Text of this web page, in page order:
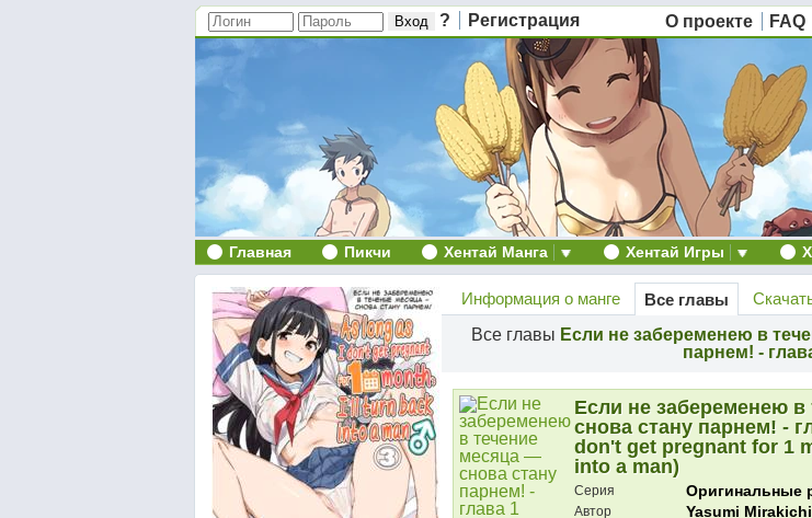
? Регистрация О проекте FAQ
Главная Пикчи Хентай Манга Хентай Игры
Информация о манге Все главы
Все главы Если не забеременею в
парнем! -
Если не забеременею
снова стану парнем! -
don't get pregnant for 1
into a man)
Серия Оригинальные
Автор Yasumi Mirakichi